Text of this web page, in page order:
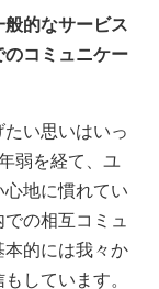
的なサービス
のコミュニケー
い思いはいっ
弱を経て、ユ
地に慣れてい
の相互コミュ
本的には我々か
しています。